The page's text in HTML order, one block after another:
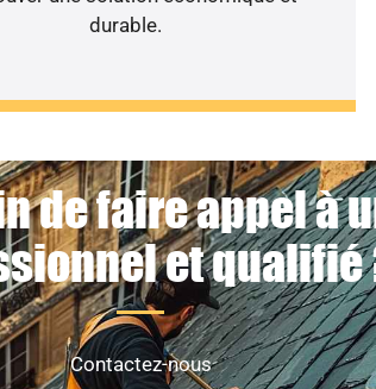
durable.
de faire appel à
et qualifié
Contactez-nous